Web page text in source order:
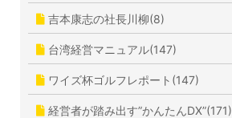
吉本康志の社長川柳(8)
台湾経営マニュアル(147)
ワイズ杯ゴルフレポート(147)
経営者が踏み出す”かんたんDX”(171)